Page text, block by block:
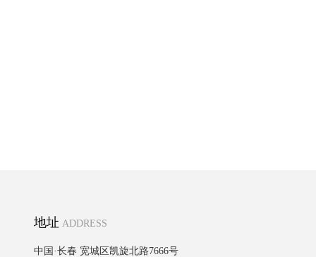
地址 ADDRESS
中国·长春 宽城区凯旋北路7666号